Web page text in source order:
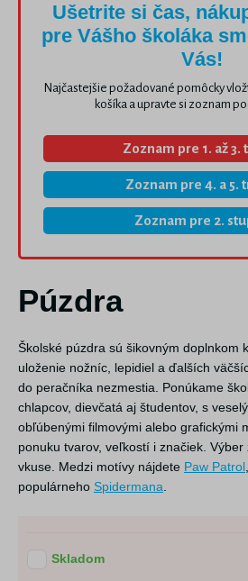
Ušetrite si čas,
pre Vášho školáka
Vás!
Najčastejšie požadované pomôcky
košíka a upravte si zoznam
Zoznam pre 1. až 3.
Zoznam pre 4. a 5.
Zoznam pre 2.
Púzdra
Školské púzdra sú šikovným doplnkom k
uloženie nožníc, lepidiel a ďalších
do peračníka nezmestia. Ponúkame
chlapcov, dievčatá aj študentov, s
obľúbenými filmovými alebo grafickými
ponuku tvarov, veľkostí i značiek.
vkuse. Medzi motívy nájdete Paw Patrol
populárneho Spidermana
Skladom